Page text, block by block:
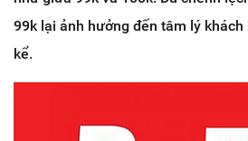
99k lại ảnh hưởng đến tâm lý
kể.